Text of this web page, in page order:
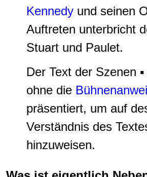
Kennedy und seinen
Auftreten unterbricht
Stuart und Paulet.
Der Text der Szenen ▪
ohne die
präsentiert, um auf
Verständnis des
hinzuweisen.